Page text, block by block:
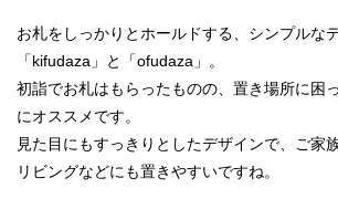
お札をしっかりとホールドする、シンプルな
「kifudaza」と「ofudaza」。
初詣でお札はもらったものの、置き場所に困
にオススメです。
見た目にもすっきりとしたデザインで、ご家
リビングなどにも置きやすいですね。